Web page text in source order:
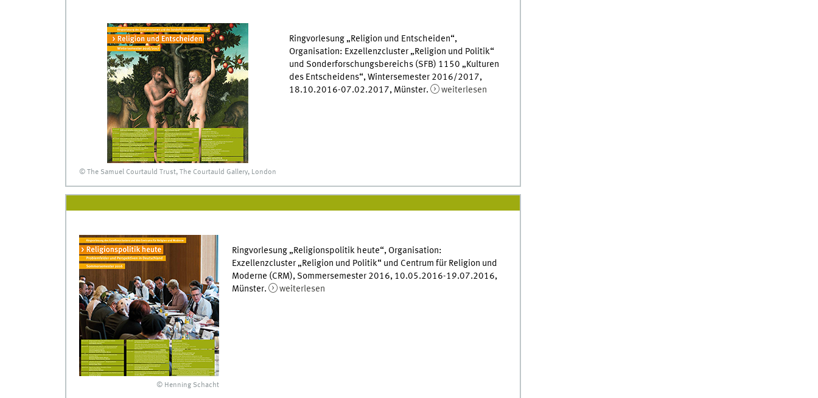
© The Samuel Courtauld Trust, The Courtauld Gallery, London
Ringvorlesung „Religion und Entscheiden“,
Organisation: Exzellenzcluster „Religion und Politik“
und Sonderforschungsbereichs (SFB) 1150 „Kulturen
des Entscheidens“, Wintersemester 2016/2017,
18.10.2016-07.02.2017, Münster.
weiterlesen
© Henning Schacht
Ringvorlesung „Religionspolitik heute“, Organisation:
Exzellenzcluster „Religion und Politik“ und Centrum für Religion und
Moderne (CRM), Sommersemester 2016, 10.05.2016-19.07.2016,
Münster.
weiterlesen